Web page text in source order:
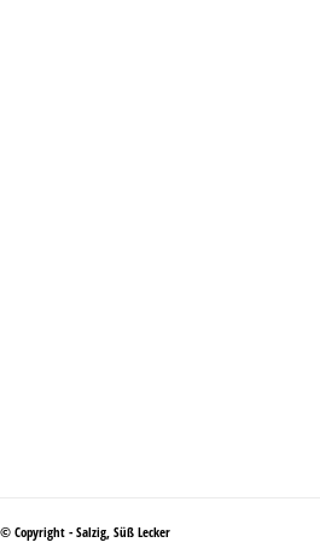
© Copyright - Salzig, Süß Lecker